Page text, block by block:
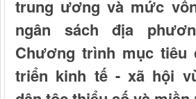
trung ương và mức
ngân sách địa
Chương trình mục tiêu
triển kinh tế - xã hội